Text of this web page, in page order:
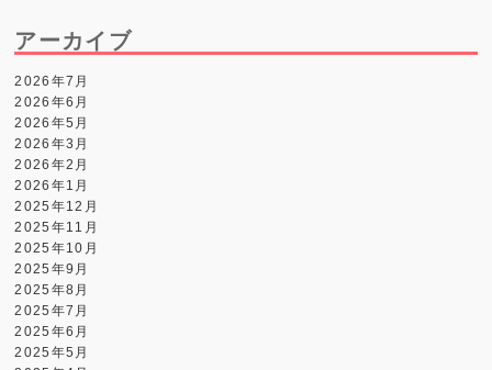
アーカイブ
2026年7月
2026年6月
2026年5月
2026年3月
2026年2月
2026年1月
2025年12月
2025年11月
2025年10月
2025年9月
2025年8月
2025年7月
2025年6月
2025年5月